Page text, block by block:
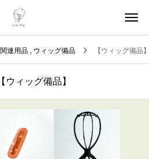
連用品 ウィッグ備品 【ウィッグ備品
【ウィッグ備品】